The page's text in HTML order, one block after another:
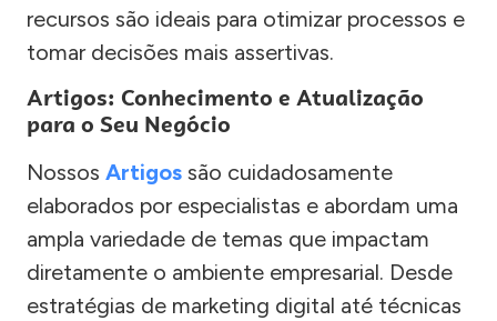
recursos são ideais para otimizar processos e
tomar decisões mais assertivas.
Artigos: Conhecimento e Atualização
para o Seu Negócio
Nossos Artigos são cuidadosamente
elaborados por especialistas e abordam uma
ampla variedade de temas que impactam
diretamente o ambiente empresarial. Desde
estratégias de marketing digital até técnicas